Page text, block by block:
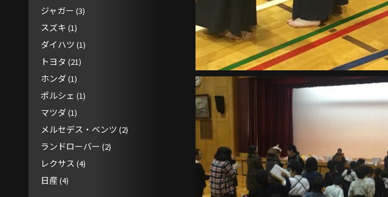
ジャガー (3)
スズキ (1)
ダイハツ (1)
トヨタ (21)
ホンダ (1)
ポルシェ (1)
マツダ (1)
メルセデス・ベンツ (2)
ランドローバー (2)
レクサス (4)
日産(4)